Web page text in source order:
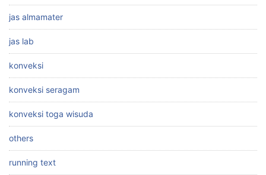
jas almamater
jas lab
konveksi
konveksi seragam
konveksi toga wisuda
others
running text